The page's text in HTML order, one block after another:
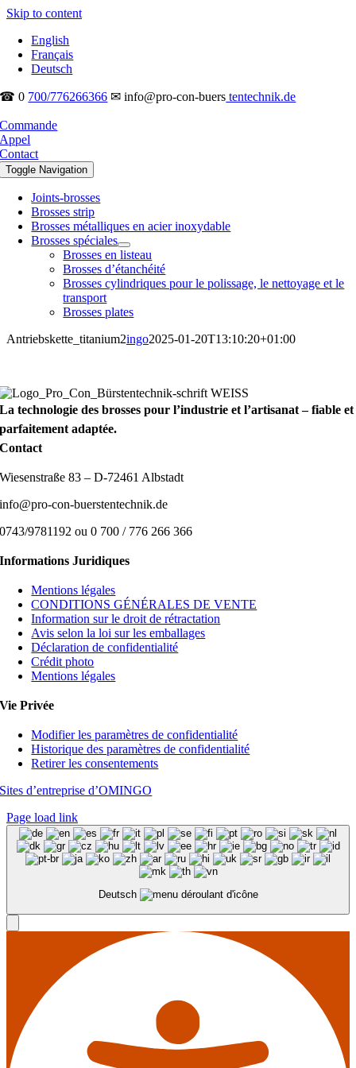
Skip to content
English
Français
Deutsch
☎ 0 700/776266366 ✉ info@pro-con-buers tentechnik.de
Commande
Appel
Contact
Toggle Navigation
Joints-brosses
Brosses strip
Brosses métalliques en acier inoxydable
Brosses spéciales
Brosses en listeau
Brosses d’étanchéité
Brosses cylindriques pour le polissage, le nettoyage et le
transport
Brosses plates
Antriebskette_titanium2ingo2025-01-20T13:10:20+01:00
La technologie des brosses pour l’industrie et l’artisanat – fiable et
parfaitement adaptée.
Contact
Wiesenstraße 83 – D-72461 Albstadt
info@pro-con-buerstentechnik.de
0743/9781192 ou 0 700 / 776 266 366
Informations Juridiques
Mentions légales
CONDITIONS GÉNÉRALES DE VENTE
Information sur le droit de rétractation
Avis selon la loi sur les emballages
Déclaration de confidentialité
Crédit photo
Mentions légales
Vie Privée
Modifier les paramètres de confidentialité
Historique des paramètres de confidentialité
Retirer les consentements
Sites d’entreprise d’OMINGO
Page load link
Deutsch